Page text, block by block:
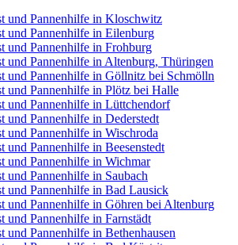
und Pannenhilfe in Kloschwitz
und Pannenhilfe in Eilenburg
und Pannenhilfe in Frohburg
und Pannenhilfe in Altenburg, Thüringen
und Pannenhilfe in Göllnitz bei Schmölln
und Pannenhilfe in Plötz bei Halle
und Pannenhilfe in Lüttchendorf
und Pannenhilfe in Dederstedt
und Pannenhilfe in Wischroda
und Pannenhilfe in Beesenstedt
und Pannenhilfe in Wichmar
und Pannenhilfe in Saubach
und Pannenhilfe in Bad Lausick
und Pannenhilfe in Göhren bei Altenburg
und Pannenhilfe in Farnstädt
und Pannenhilfe in Bethenhausen